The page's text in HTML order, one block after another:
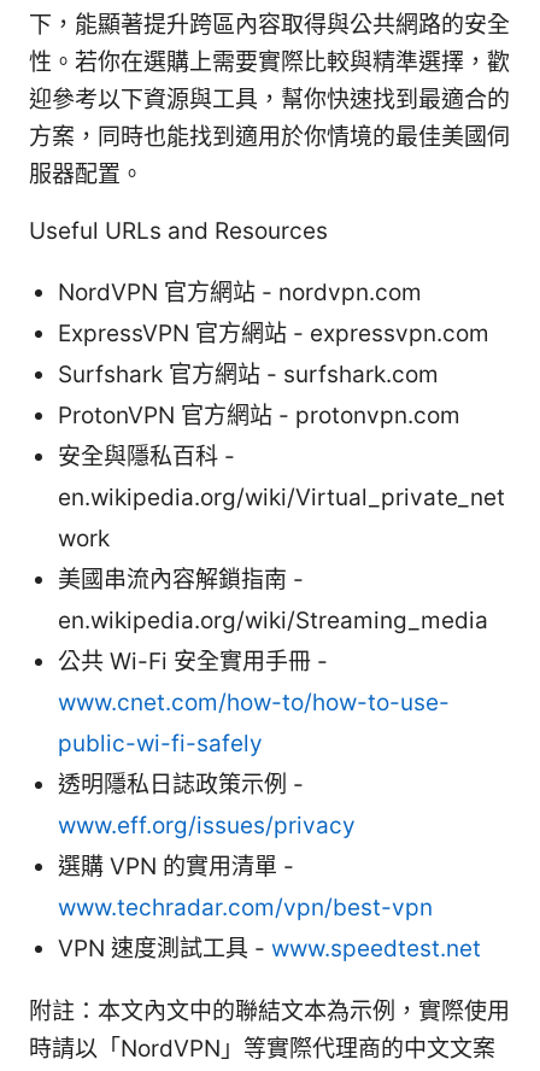
下，能顯著提升跨區內容取得與公共網路的安全
性。若你在選購上需要實際比較與精準選擇，歡
迎參考以下資源與工具，幫你快速找到最適合的
方案，同時也能找到適用於你情境的最佳美國伺
服器配置。
Useful URLs and Resources
NordVPN 官方網站 - nordvpn.com
ExpressVPN 官方網站 - expressvpn.com
Surfshark 官方網站 - surfshark.com
ProtonVPN 官方網站 - protonvpn.com
安全與隱私百科 -
en.wikipedia.org/wiki/Virtual_private_net
work
美國串流內容解鎖指南 -
en.wikipedia.org/wiki/Streaming_media
公共 Wi-Fi 安全實用手冊 -
www.cnet.com/how-to/how-to-use-
public-wi-fi-safely
透明隱私日誌政策示例 -
www.eff.org/issues/privacy
選購 VPN 的實用清單 -
www.techradar.com/vpn/best-vpn
VPN 速度測試工具 - www.speedtest.net
附註：本文內文中的聯結文本為示例，實際使用
時請以「NordVPN」等實際代理商的中文文案